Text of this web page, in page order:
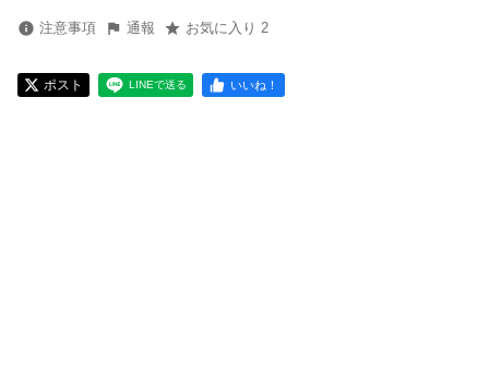
注意事項 通報 お気に入り 2
ポスト LINEで送る いいね！